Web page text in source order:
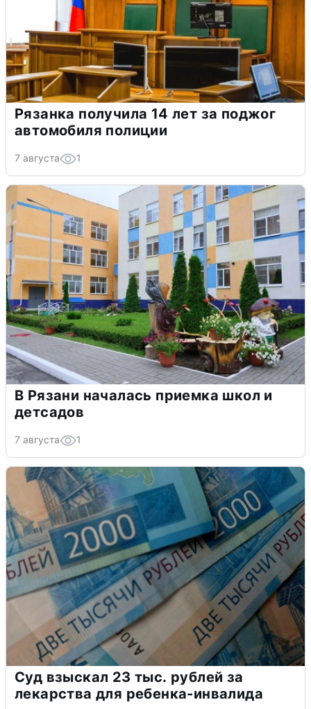
Рязанка получила 14 лет за поджог
автомобиля полиции
7 августа 1
В Рязани началась приемка школ и
детсадов
7 августа 1
Суд взыскал 23 тыс. рублей за
лекарства для ребенка-инвалида